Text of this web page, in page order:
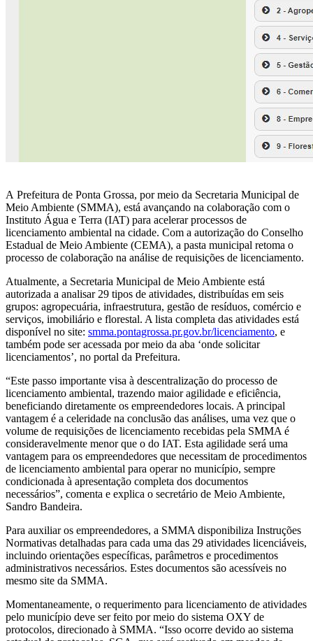
A Prefeitura de Ponta Grossa, por meio da Secretaria Municipal de
Meio Ambiente (SMMA), está avançando na colaboração com o
Instituto Água e Terra (IAT) para acelerar processos de
licenciamento ambiental na cidade. Com a autorização do Conselho
Estadual de Meio Ambiente (CEMA), a pasta municipal retoma o
processo de colaboração na análise de requisições de licenciamento.
Atualmente, a Secretaria Municipal de Meio Ambiente está
autorizada a analisar 29 tipos de atividades, distribuídas em seis
grupos: agropecuária, infraestrutura, gestão de resíduos, comércio e
serviços, imobiliário e florestal. A lista completa das atividades está
disponível no site: smma.pontagrossa.pr.gov.br/licenciamento, e
também pode ser acessada por meio da aba ‘onde solicitar
licenciamentos’, no portal da Prefeitura.
“Este passo importante visa à descentralização do processo de
licenciamento ambiental, trazendo maior agilidade e eficiência,
beneficiando diretamente os empreendedores locais. A principal
vantagem é a celeridade na conclusão das análises, uma vez que o
volume de requisições de licenciamento recebidas pela SMMA é
consideravelmente menor que o do IAT. Esta agilidade será uma
vantagem para os empreendedores que necessitam de procedimentos
de licenciamento ambiental para operar no município, sempre
condicionada à apresentação completa dos documentos
necessários”, comenta e explica o secretário de Meio Ambiente,
Sandro Bandeira.
Para auxiliar os empreendedores, a SMMA disponibiliza Instruções
Normativas detalhadas para cada uma das 29 atividades licenciáveis,
incluindo orientações específicas, parâmetros e procedimentos
administrativos necessários. Estes documentos são acessíveis no
mesmo site da SMMA.
Momentaneamente, o requerimento para licenciamento de atividades
pelo município deve ser feito por meio do sistema OXY de
protocolos, direcionado à SMMA. “Isso ocorre devido ao sistema